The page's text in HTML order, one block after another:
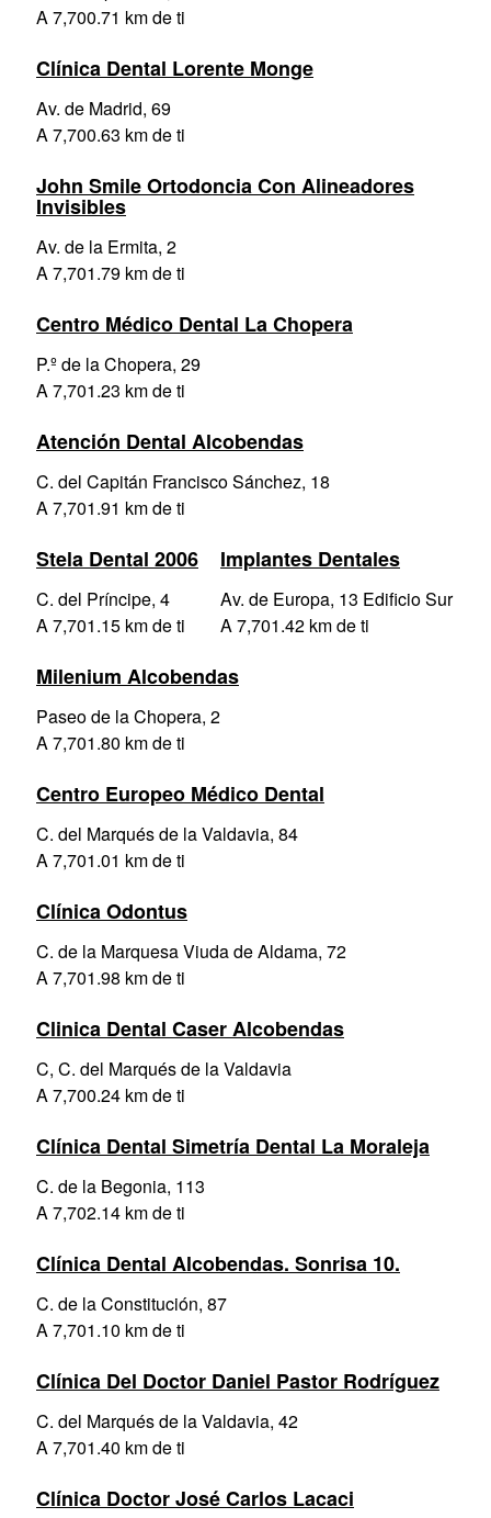
A 7,700.71 km de ti
Clínica Dental Lorente Monge
Av. de Madrid, 69
A 7,700.63 km de ti
John Smile Ortodoncia Con Alineadores
Invisibles
Av. de la Ermita, 2
A 7,701.79 km de ti
Centro Médico Dental La Chopera
P.º de la Chopera, 29
A 7,701.23 km de ti
Atención Dental Alcobendas
C. del Capitán Francisco Sánchez, 18
A 7,701.91 km de ti
Stela Dental 2006
C. del Príncipe, 4
A 7,701.15 km de ti
Implantes Dentales
Av. de Europa, 13 Edificio Sur
A 7,701.42 km de ti
Milenium Alcobendas
Paseo de la Chopera, 2
A 7,701.80 km de ti
Centro Europeo Médico Dental
C. del Marqués de la Valdavia, 84
A 7,701.01 km de ti
Clínica Odontus
C. de la Marquesa Viuda de Aldama, 72
A 7,701.98 km de ti
Clinica Dental Caser Alcobendas
C, C. del Marqués de la Valdavia
A 7,700.24 km de ti
Clínica Dental Simetría Dental La Moraleja
C. de la Begonia, 113
A 7,702.14 km de ti
Clínica Dental Alcobendas. Sonrisa 10.
C. de la Constitución, 87
A 7,701.10 km de ti
Clínica Del Doctor Daniel Pastor Rodríguez
C. del Marqués de la Valdavia, 42
A 7,701.40 km de ti
Clínica Doctor José Carlos Lacaci